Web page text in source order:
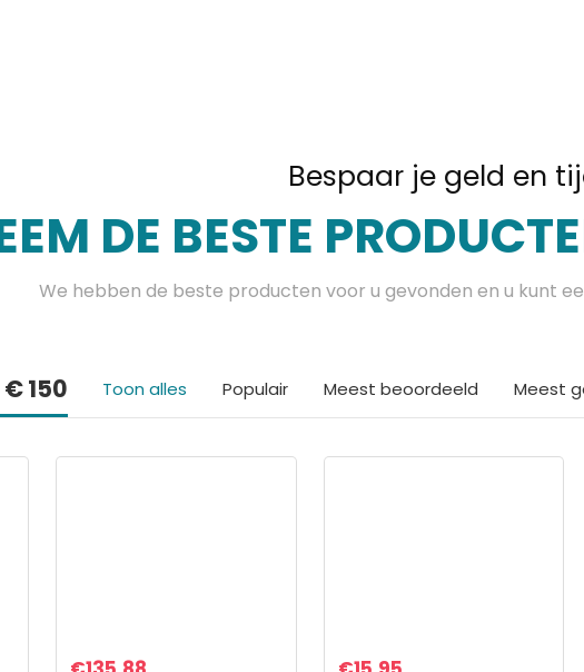
Bespaar je geld en
DE BESTE
We hebben de beste producten voor u gevonden en u kunt
150 Toon alles Populair Meest beoordeeld Meest